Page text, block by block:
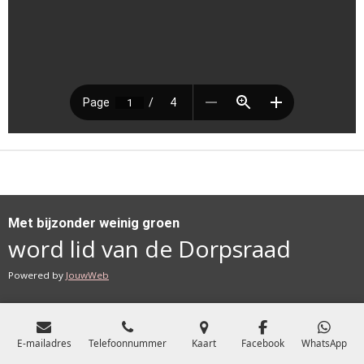
Met bijzonder weinig groen
word lid van de Dorpsraad
Powered by JouwWeb
E-mailadres Telefoonnummer Kaart Facebook WhatsApp